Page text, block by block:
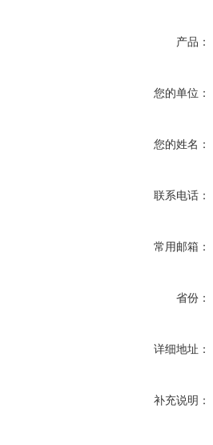
产品：
您的单位：
您的姓名：
联系电话：
常用邮箱：
省份：
详细地址：
补充说明：